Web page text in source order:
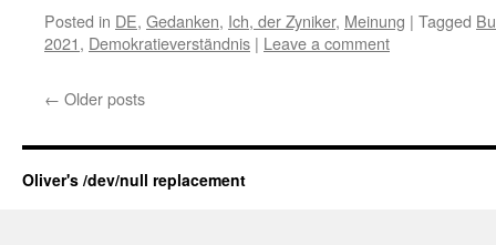
Posted in DE, Gedanken, Ich, der Zyniker, Meinung | Tagged
2021, Demokratieverständnis | Leave a comment
← Older posts
Oliver's /dev/null replacement